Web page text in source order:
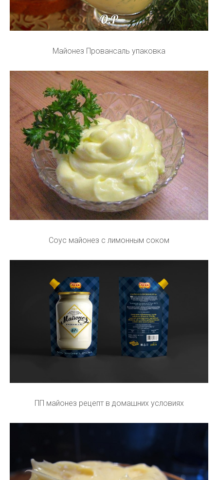
Майонез Провансаль упаковка
Соус майонез с лимонным соком
ПП майонез рецепт в домашних условиях